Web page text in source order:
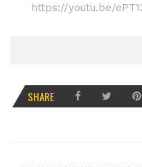
https://youtu.be/
SHARE